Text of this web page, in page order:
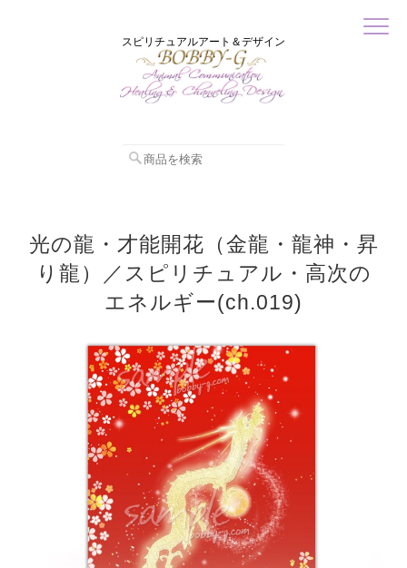
スピリチュアルアート＆デザイン
光の龍・才能開花（金龍・龍神・昇
り龍）／スピリチュアル・高次の
エネルギー(ch.019)